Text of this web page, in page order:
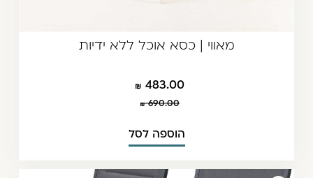
מאווי | כסא אוכל ללא ידיות
483.00
690.00
הוספה לסל